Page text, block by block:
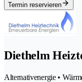
Termin reservieren
Diethelm
Alternativenergie •